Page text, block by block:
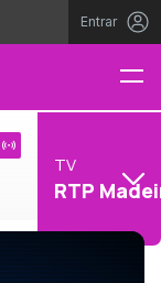
Entrar
TV
RTP